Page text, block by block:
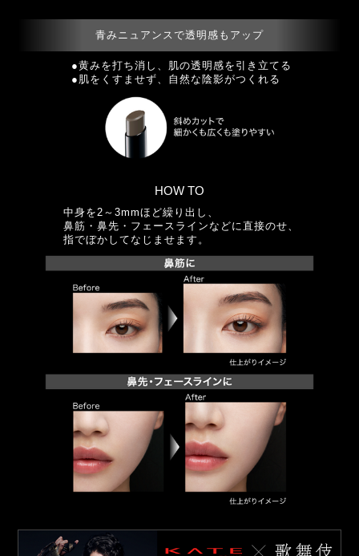
青みニュアンスで透明感もアップ
●黄みを打ち消し、肌の透明感を引き立てる
●肌をくすませず、自然な陰影がつくれる
HOW TO
中身を2～3mmほど繰り出し、
鼻筋・鼻先・フェースラインなどに直接のせ、
指でぼかしてなじませます。